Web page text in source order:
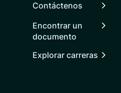
Contáctenos
Encontrar un
documento
Explorar carreras